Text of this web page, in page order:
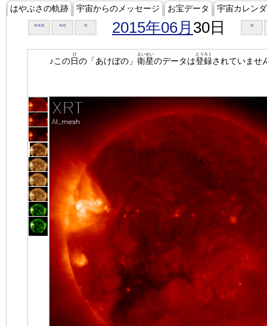
はやぶさの軌跡 宇宙からのメッセージ お宝データ 宇宙カレン
<<< << < 2015年06月 30日 >
♪この日
ひ
の「あけぼの」 衛星
えいせい
のデータは登録
とうろく
されていませ